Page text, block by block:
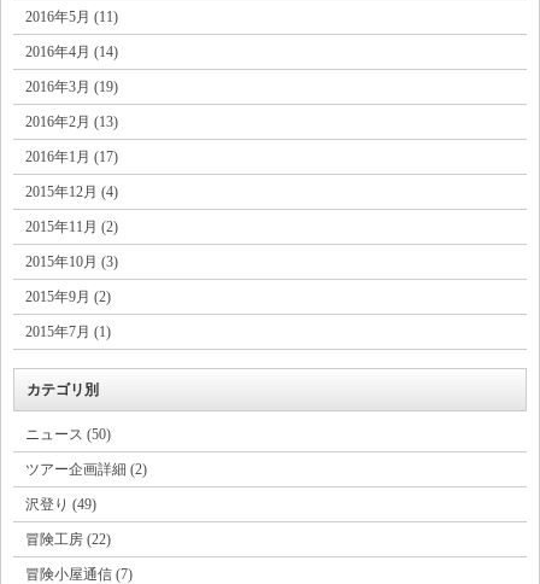
2016年5月 (11)
2016年4月 (14)
2016年3月 (19)
2016年2月 (13)
2016年1月 (17)
2015年12月 (4)
2015年11月 (2)
2015年10月 (3)
2015年9月 (2)
2015年7月 (1)
カテゴリ別
ニュース (50)
ツアー企画詳細 (2)
沢登り (49)
冒険工房 (22)
冒険小屋通信 (7)